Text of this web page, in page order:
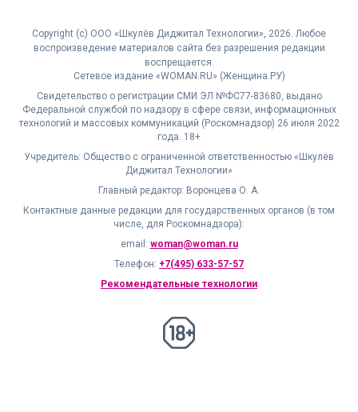
Copyright (с) ООО «Шкулёв Диджитал Технологии», 2026. Любое
воспроизведение материалов сайта без разрешения редакции
воспрещается.
Сетевое издание «WOMAN.RU» (Женщина.РУ)
Свидетельство о регистрации СМИ ЭЛ №ФС77-83680, выдано
Федеральной службой по надзору в сфере связи, информационных
технологий и массовых коммуникаций (Роскомнадзор) 26 июля 2022
года. 18+
Учредитель: Общество с ограниченной ответственностью «Шкулёв
Диджитал Технологии»
Главный редактор: Воронцева О. А.
Контактные данные редакции для государственных органов (в том
числе, для Роскомнадзора):
email: woman@woman.ru
Телефон: +7(495) 633-57-57
Рекомендательные технологии
18+